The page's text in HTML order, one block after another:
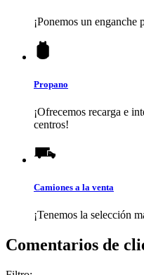
¡Ponemos un
Propano
¡Ofrecemos recarga e
centros!
Camiones a la venta
¡Tenemos la selección
Comentarios de